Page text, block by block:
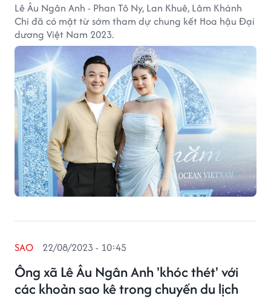
Lê Âu Ngân Anh - Phan Tô Ny, Lan Khuê, Lâm Khánh
Chi đã có mặt từ sớm tham dự chung kết Hoa hậu Đại
dương Việt Nam 2023.
Ông xã Lê Âu Ngân Anh 'khóc thét' với
các khoản sao kê trong chuyến du lịch
SAO 22/08/2023 - 10:45